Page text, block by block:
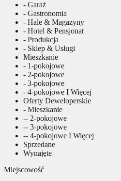
- Garaż
- Gastronomia
- Hale & Magazyny
- Hotel & Pensjonat
- Produkcja
- Sklep & Usługi
Mieszkanie
- 1-pokojowe
- 2-pokojowe
- 3-pokojowe
- 4-pokojowe I Więcej
Oferty Deweloperskie
- Mieszkanie
-- 2-pokojowe
-- 3-pokojowe
-- 4-pokojowe I Więcej
Sprzedane
Wynajęte
Miejscowość